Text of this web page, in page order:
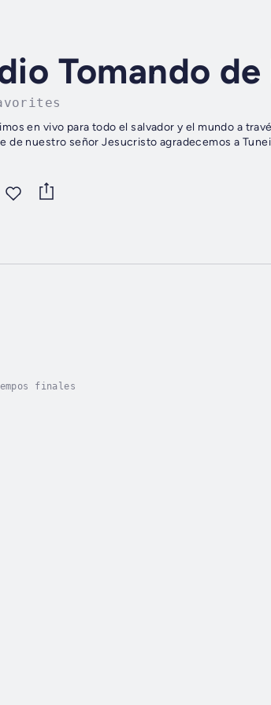
Tomando
en vivo para todo el salvador y el mundo a
de nuestro señor Jesucristo agradecemos a
finales